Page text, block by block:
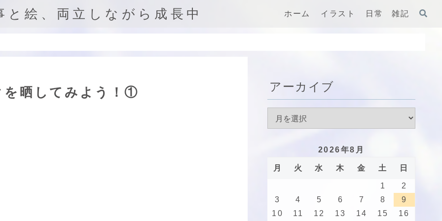
絵、両立しながら成長中 ホーム イラスト 日常 雑記
晒してみよう！① アーカイブ
2026年8月
月 火 水 木 金 土 日
1
2
3
4 5 6 7 8
9
10
11 12 13 14 15 16